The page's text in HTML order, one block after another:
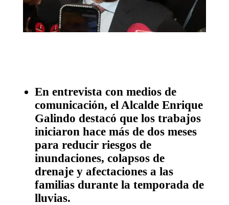
En entrevista con medios de
comunicación, el Alcalde Enrique
Galindo destacó que los trabajos
iniciaron hace más de dos meses
para reducir riesgos de
inundaciones, colapsos de
drenaje y afectaciones a las
familias durante la temporada de
lluvias.